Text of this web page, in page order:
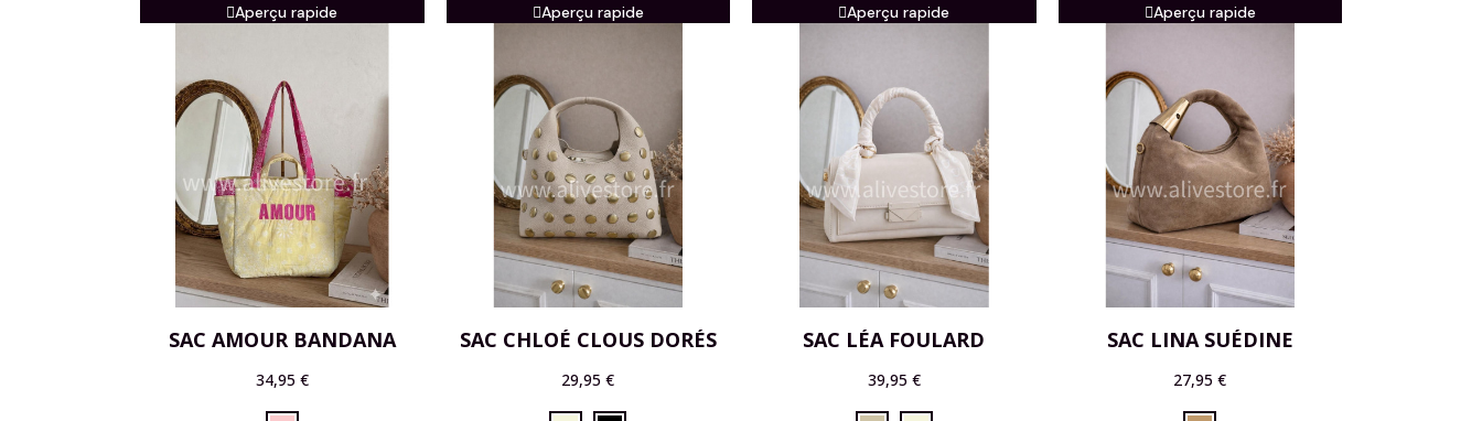
Aperçu rapide
SAC AMOUR BANDANA
34,95 €
Aperçu rapide
SAC CHLOÉ CLOUS DORÉS
29,95 €
Aperçu rapide
SAC LÉA FOULARD
39,95 €
Aperçu rapide
SAC LINA SUÉDINE
27,95 €